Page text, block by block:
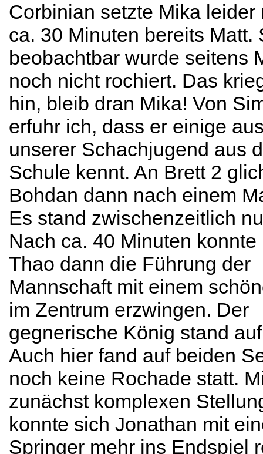
Corbinian setzte Mika leider
ca. 30 Minuten bereits Matt.
beobachtbar wurde seitens
noch nicht rochiert. Das
hin, bleib dran Mika! Von
erfuhr ich, dass er einige
unserer Schachjugend aus
Schule kennt. An Brett 2
Bohdan dann nach einem
Es stand zwischenzeitlich
Nach ca. 40 Minuten konnte
Thao dann die Führung der
Mannschaft mit einem
im Zentrum erzwingen. Der
gegnerische König stand
Auch hier fand auf beiden
noch keine Rochade statt.
zunächst komplexen
konnte sich Jonathan mit
Springer mehr ins Endspiel